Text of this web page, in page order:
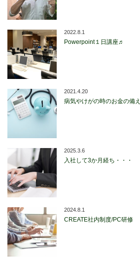
2022.8.1
Powerpoint１日講座♬
2021.4.20
病気やけがの時のお金の備
2025.3.6
入社して3か月経ち・・・
2024.8.1
CREATE社内制度/PC研修